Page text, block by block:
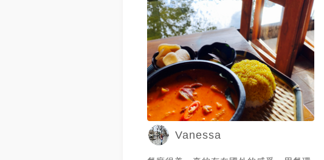
Vanessa